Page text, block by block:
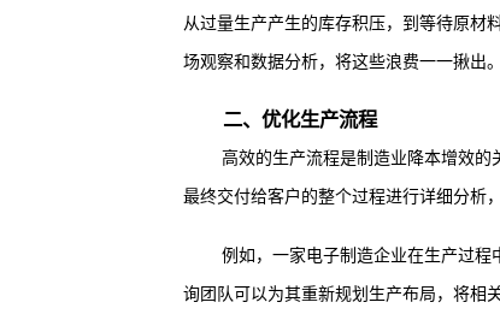
从过量生产产生的库存积压，到等待原材
场观察和数据分析，将这些浪费一一揪出。
二、优化生产流程
高效的生产流程是制造业降本增效
最终交付给客户的整个过程进行详细分析
例如，一家电子制造企业在生产过
询团队可以为其重新规划生产布局，将相